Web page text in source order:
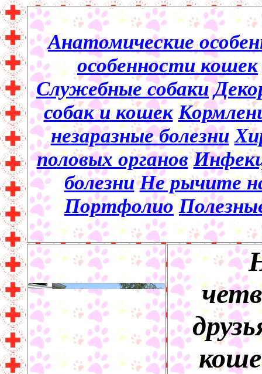
Анатомические
особенности кошек
Служебные собаки
собак и кошек
незаразные болезни
половых органов
болезни Не рычите
Портфолио